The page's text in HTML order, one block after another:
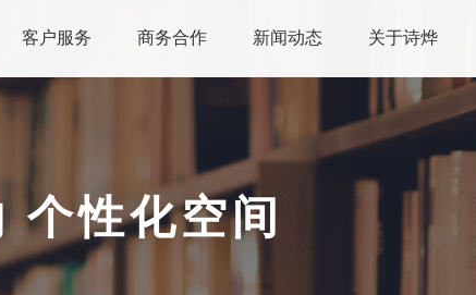
客户服务 商务合作 新闻动态 关于诗烨
性化空间